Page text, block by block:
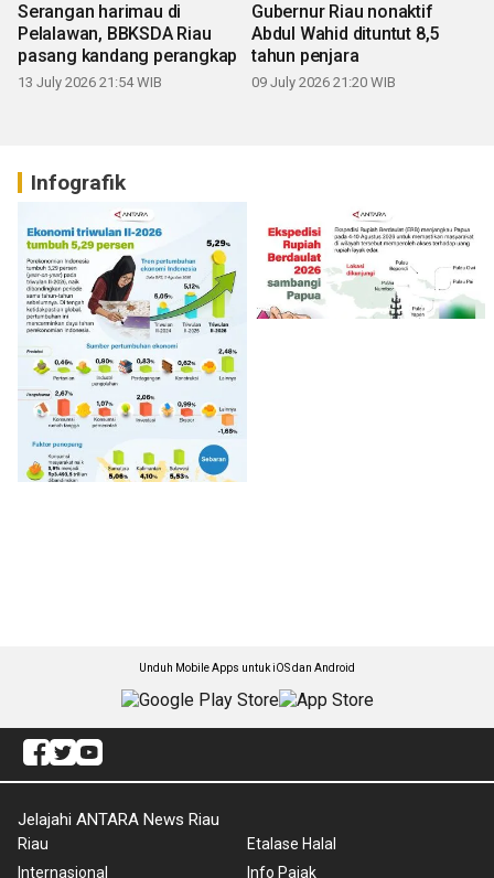
Serangan harimau di
Pelalawan, BBKSDA Riau
pasang kandang perangkap
13 July 2026 21:54 WIB
Gubernur Riau nonaktif
Abdul Wahid dituntut 8,5
tahun penjara
09 July 2026 21:20 WIB
Infografik
Unduh Mobile Apps untuk iOS dan Android
Jelajahi ANTARA News Riau
Riau
Internasional
Etalase Halal
Info Pajak